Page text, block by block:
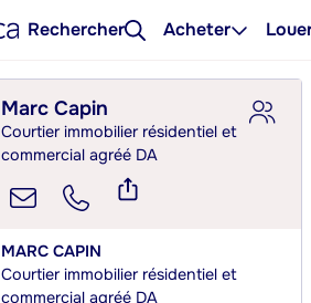
Rechercher Acheter
Marc Capin
Courtier immobilier résidentiel et
commercial agréé DA
MARC CAPIN
Courtier immobilier résidentiel et
commercial agréé DA